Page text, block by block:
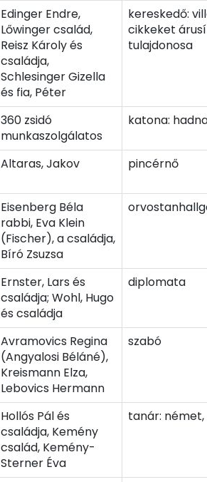
Edinger Endre,
Lőwinger család,
Reisz Károly és
családja,
Schlesinger Gizella
és fia, Péter
kereskedő:
cikkeket
tulajdonosa
360 zsidó
munkaszolgálatos
katona:
Altaras, Jakov pincérnő
Eisenberg Béla
rabbi, Eva Klein
(Fischer), a családja,
Bíró Zsuzsa
Ernster, Lars és
családja; Wohl, Hugo
és családja
diplomata
Avramovics Regina
(Angyalosi Béláné),
Kreismann Elza,
Lebovics Hermann
szabó
Hollós Pál és
családja, Kemény
család, Kemény-
Sterner Éva
tanár: